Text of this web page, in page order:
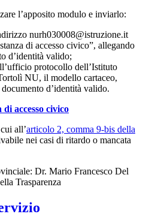
l’apposito modulo e inviarlo:
nurh030008@istruzione.it
di accesso civico”, allegando
d’identità valido;
protocollo dell’Istituto
NU, il modello cartaceo,
d’identità valido.
accesso civico
all’articolo 2, comma 9-bis della
nei casi di ritardo o mancata
Dr. Mario Francesco Del
Trasparenza